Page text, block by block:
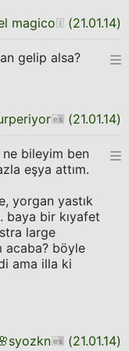
magico (21.01.14)
gelip alsa?
(21.01.14)
ne bileyim ben
eşya attım.
yorgan yastık
baya bir kıyafet
large
acaba? böyle
ama illa ki
syozkn (21.01.14)